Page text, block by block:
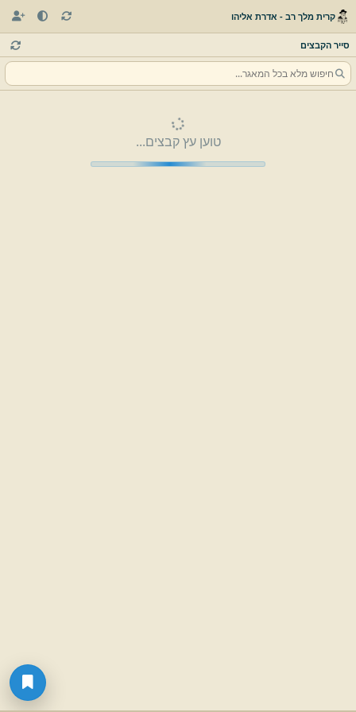
קרית מלך רב - אדרת אליהו
סייר הקבצים
טוען עץ קבצים...